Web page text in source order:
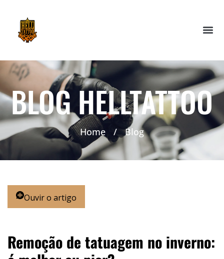
BLOG HELLTATTOO
Home / Blog
Ouvir o artigo
Remoção de tatuagem no inverno: